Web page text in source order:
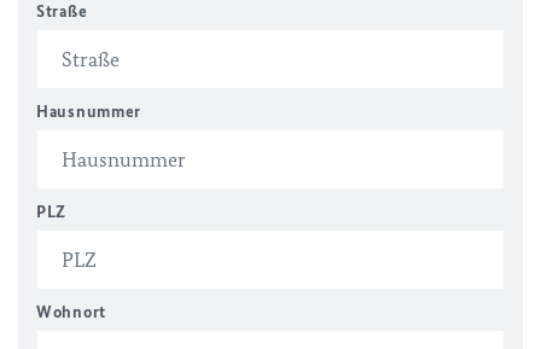
Straße
Hausnummer
PLZ
Wohnort